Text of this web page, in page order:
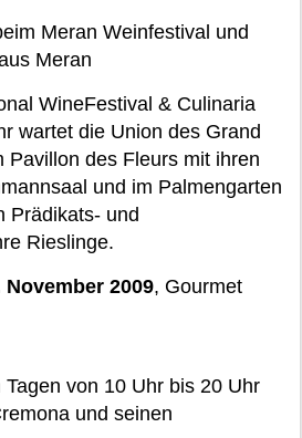
Meran Weinfestival und
Meran
WineFestival & Culinaria
wartet die Union des Grand
Pavillon des Fleurs mit ihren
und im Palmengarten
Prädikats- und
Rieslinge.
2009, Gourmet
von 10 Uhr bis 20 Uhr
und seinen